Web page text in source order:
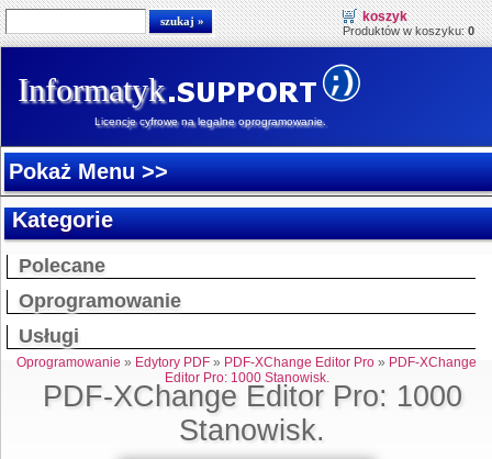
koszyk
Produktów w koszyku:0
Informatyk
Licencje cyfrowe na legalne oprogramowanie.
Pokaż Menu >>
Kategorie
Polecane
Oprogramowanie
Usługi
PDF-XChange Editor Pro: 1000
Stanowisk.
Oprogramowanie » Edytory PDF » PDF-XChange Editor Pro » PDF-XChange
Editor Pro: 1000 Stanowisk.